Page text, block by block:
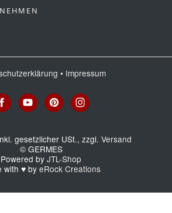
• Impressum
gesetzlicher USt., zzgl. Versand
© GERMES
Powered by JTL-Shop
with ♥ by eRock Creations